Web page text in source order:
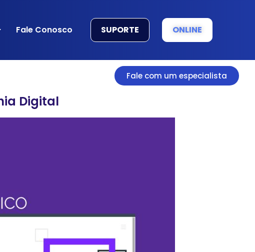
Fale Conosco SUPORTE ONLINE
Fale com um especialista
Digital